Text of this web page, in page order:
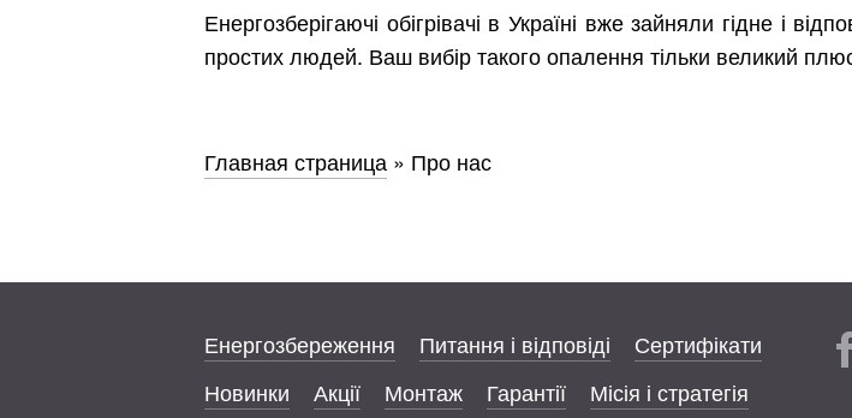
Енергозберігаючі обігрівачі в Україні вже зайняли гідне і
простих людей. Ваш вибір такого опалення тільки великий
Главная страница » Про нас
Енергозбереження Питання і відповіді
Сертифікати
Новинки
Акції Монтаж Гарантії Місія і стратегія